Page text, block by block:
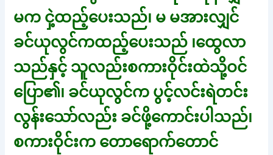
မက ငှဲ့ထည့်ပေးသည်၊ မ မအားလျှင်
ခင်ယုလွင်ကထည့်ပေးသည် ၊ထွေလာ
သည်နှင့် သူလည်းစကားဝိုင်းထဲသို့ဝင်
ပြော၏၊ ခင်ယုလွင်က ပွင့်လင်းရဲတင်း
လွန်းသော်လည်း ခင်ဖို့ကောင်းပါသည်၊
စကားဝိုင်းက တောရောက်တောင်